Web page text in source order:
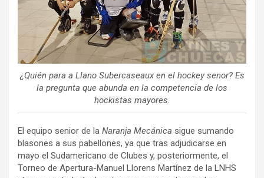
¿Quién para a Llano Subercaseaux en el hockey senor? Es
la pregunta que abunda en la competencia de los
hockistas mayores.
El equipo senior de la Naranja Mecánica sigue sumando
blasones a sus pabellones, ya que tras adjudicarse en
mayo el Sudamericano de Clubes y, posteriormente, el
Torneo de Apertura-Manuel Llorens Martínez de la LNHS